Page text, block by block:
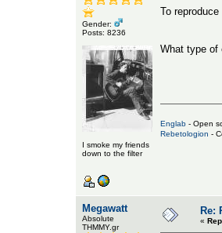
Gender:
Posts: 8236
I smoke my friends
down to the filter
To
What type of
Englab - Open
Rebetologion -
Megawatt
Αbsolute
ΤΗΜΜΥ.gr
Re:
«